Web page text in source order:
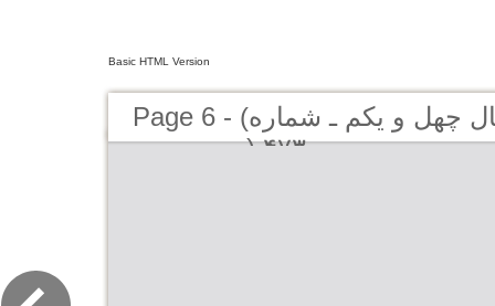
Basic HTML Version
Page 6 - (کیهان لندن - سال چهل و یکم ـ شماره
۴۷۳ (دوره جديد